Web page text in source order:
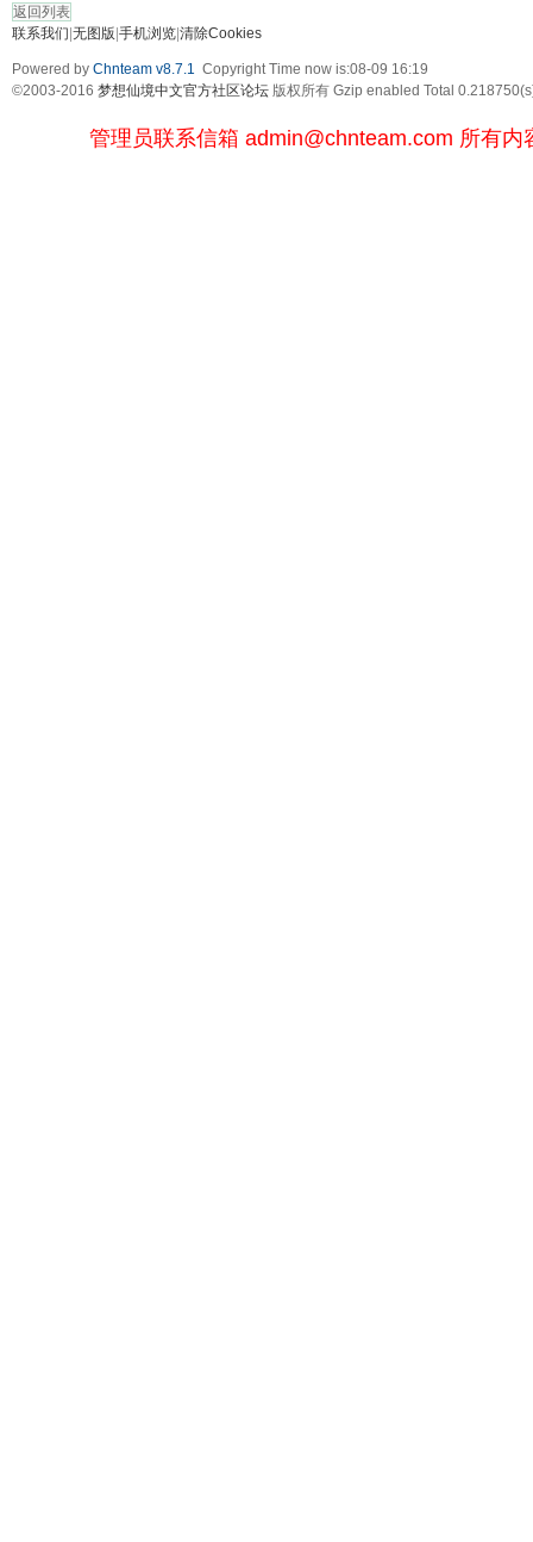
返回列表
联系我们 无图版 手机浏览 清除Cookies
Powered by Chnteam v8.7.1 Copyright Time now is:08-09 16:19
©2003-2016 梦想仙境中文官方社区论坛 版权所有 Gzip enabled Total
管理员联系信箱 admin@chnteam.com 所有内